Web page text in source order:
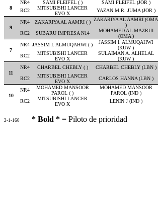
8
NR4 SAMI FLEIFEL ( )
SAMI FLEIFEL (JOR )
RC2
MITSUBISHI LANCER
EVO X
YAZAN M.R. JUMA (JOR )
9
NR4 ZAKARIYA AL AAMRI ( ) ZAKARIYA AL AAMRI (OMA
)
RC2
SUBARU IMPRESA N14
MOHAMED AL MAZRUI
(OMA )
7
NR4 JASSIM I. ALMUQAHWI ( )
JASSIM I. ALMUQAHWI
(KUW )
RC2
MITSUBISHI LANCER
EVO X
SULAIMAN A. ALHELAL
(KUW )
11
NR4 CHARBEL CHEBLY ( )
CHARBEL CHEBLY (LBN )
RC2
MITSUBISHI LANCER
EVO X
CARLOS HANNA (LBN )
10
NR4
MOHAMED MANSOOR
PAROL ( )
MOHAMED MANSOOR
PAROL (IND )
RC2
MITSUBISHI LANCER
EVO X
LENIN J (IND )
2-1-160 * Bold * = Piloto de prioridad